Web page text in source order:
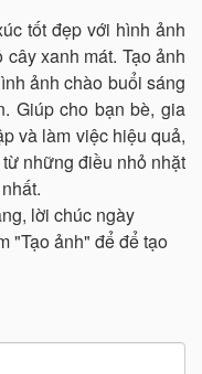
tốt đẹp với hình ảnh
xanh mát. Tạo ảnh
ảnh chào buổi sáng
Giúp cho bạn bè, gia
và làm việc hiệu quả,
những điều nhỏ nhặt
lời chúc ngày
"Tạo ảnh" để để tạo